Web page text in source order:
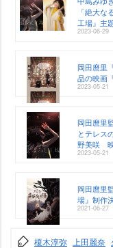
「絶大
工場』主
2023-06-29
岡田麿里
品の映画
2023-05-21
岡田麿里
とテレス
野美咲
2023-05-21
岡田麿里
場』制作
2021-06-27
榎木淳弥 上田麗奈